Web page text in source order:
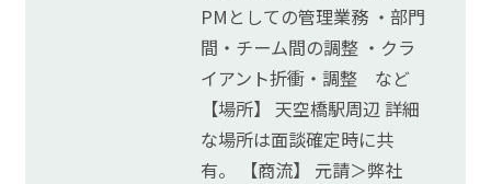
PMとしての管理業務 ・部門
間・チーム間の調整 ・クラ
イアント折衝・調整 など
【場所】 天空橋駅周辺 詳細
な場所は面談確定時に共
有。 【商流】 元請＞弊社